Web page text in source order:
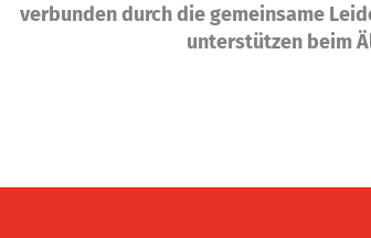
verbunden durch die gemeinsame
unterstützen beim